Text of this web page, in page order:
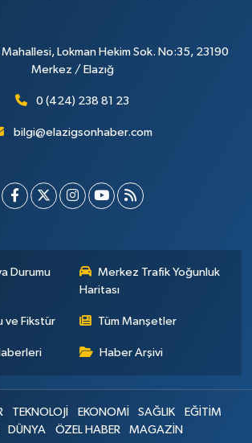
Lokman Hekim Sok. No:35, 23190
Merkez / Elazığ
0 (424) 238 81 23
bilgi@elazigsonhaber.com
Durumu
Merkez Trafik Yoğunluk
Haritası
ve Fikstür Tüm Manşetler
Haber Arşivi
TEKNOLOJİ EKONOMİ SAĞLIK
EĞİTİM
DÜNYA ÖZEL HABER MAGAZİN